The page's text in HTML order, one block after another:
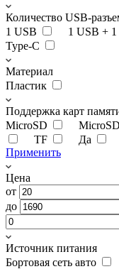
Количество USB-
1 USB
1 USB + 1
Type-C
Материал
Пластик
Поддержка карт
MicroSD
TF
Да
Применить
Цена
от
до
Источник питания
Бортовая сеть авто